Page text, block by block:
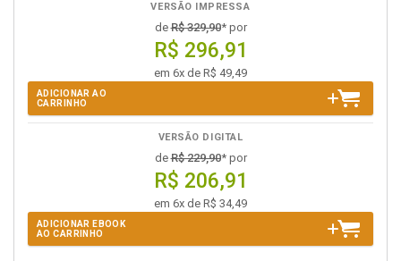
VERSÃO IMPRESSA
deR$ 329,90* por
R$ 296,91
em 6x de R$ 49,49
ADICIONAR AO
CARRINHO
VERSÃO DIGITAL
deR$ 229,90* por
R$ 206,91
em 6x de R$ 34,49
ADICIONAR EBOOK
AO CARRINHO